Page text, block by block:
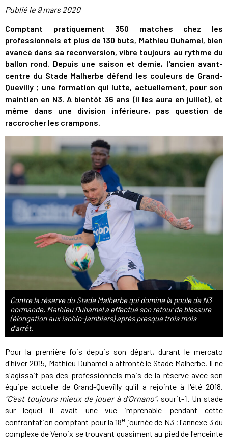
Publié le 9 mars 2020
Comptant pratiquement 350 matches chez les
professionnels et plus de 130 buts, Mathieu Duhamel, bien
avancé dans sa reconversion, vibre toujours au rythme du
ballon rond. Depuis une saison et demie, l'ancien avant-
centre du Stade Malherbe défend les couleurs de Grand-
Quevilly ; une formation qui lutte, actuellement, pour son
maintien en N3. A bientôt 36 ans (il les aura en juillet), et
même dans une division inférieure, pas question de
raccrocher les crampons.
Contre la réserve du Stade Malherbe qui domine la poule de N3
normande, Mathieu Duhamel a effectué son retour de blessure
(élongation aux ischio-jambiers) après presque trois mois
d'arrêt.
Pour la première fois depuis son départ, durant le mercato
d'hiver 2015, Mathieu Duhamel a affronté le Stade Malherbe. Il ne
s'agissait pas des professionnels mais de la réserve avec son
équipe actuelle de Grand-Quevilly qu'il a rejointe à l'été 2018.
"C'est toujours mieux de jouer à d'Ornano", sourit-il. Un stade
sur lequel il avait une vue imprenable pendant cette
confrontation comptant pour la 18e journée de N3 ; l'annexe 3 du
complexe de Venoix se trouvant quasiment au pied de l'enceinte